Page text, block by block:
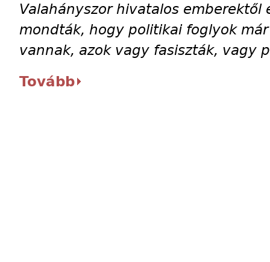
Valahányszor hivatalos
mondták, hogy politikai foglyok
vannak, azok vagy fasiszták, vagy
Tovább